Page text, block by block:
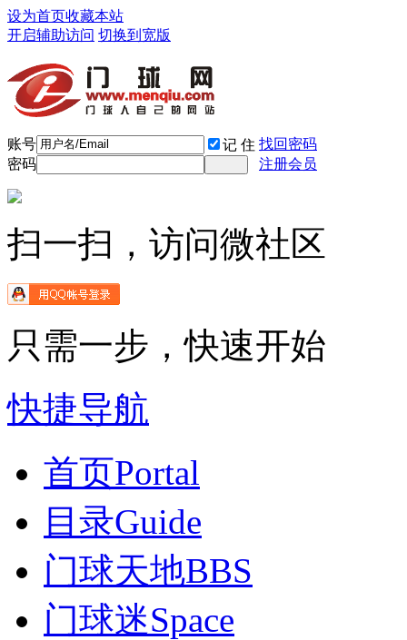
设为首页收藏本站
开启辅助访问 切换到宽版
账号 记 住 找回密码
密码
注册会员
扫一扫，访问微社区
只需一步，快速开始
快捷导航
首页Portal
目录Guide
门球天地BBS
门球迷Space